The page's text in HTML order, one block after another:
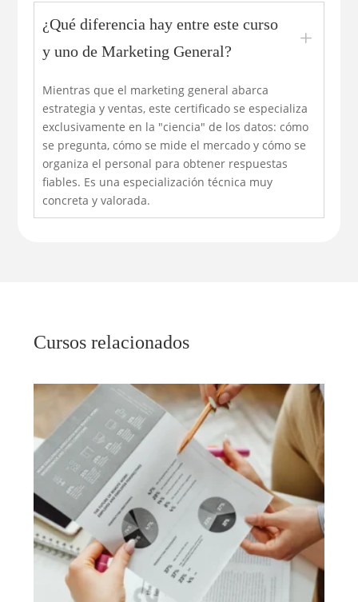
¿Qué diferencia hay entre este curso
y uno de Marketing General?
L
Mientras que el marketing general abarca
estrategia y ventas, este certificado se especializa
exclusivamente en la "ciencia" de los datos: cómo
se pregunta, cómo se mide el mercado y cómo se
organiza el personal para obtener respuestas
fiables. Es una especialización técnica muy
concreta y valorada.
Cursos relacionados